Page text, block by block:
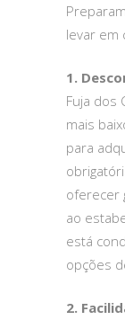
levar em
1.
Fuja dos
mais
para
oferecer
ao
está
opções
2.